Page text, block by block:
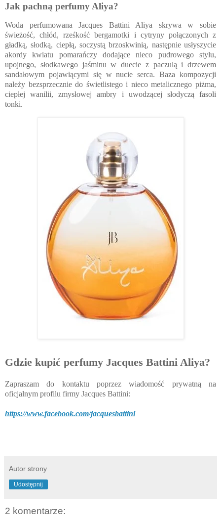
Jak pachną perfumy Aliya?
Woda perfumowana Jacques Battini Aliya skrywa w sobie
świeżość, chłód, rześkość bergamotki i cytryny połączonych z
gładką, słodką, ciepłą, soczystą brzoskwinią, następnie usłyszycie
akordy kwiatu pomarańczy dodające nieco pudrowego stylu,
upojnego, słodkawego jaśminu w duecie z paczulą i drzewem
sandałowym pojawiącymi się w nucie serca. Baza kompozycji
należy bezsprzecznie do świetlistego i nieco metalicznego piżma,
ciepłej wanilii, zmysłowej ambry i uwodzącej słodyczą fasoli
tonki.
Gdzie kupić perfumy Jacques Battini Aliya?
Zapraszam do kontaktu poprzez wiadomość prywatną na
oficjalnym profilu firmy Jacques Battini:
https://www.facebook.com/jacquesbattini
Autor strony
Udostępnij
2 komentarze: